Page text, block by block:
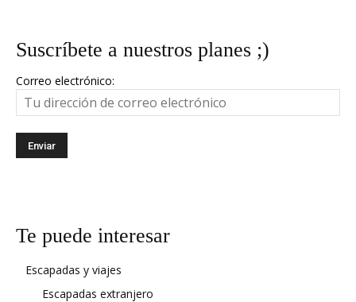
Suscríbete a nuestros planes ;)
Correo electrónico:
Te puede interesar
Escapadas y viajes
Escapadas extranjero